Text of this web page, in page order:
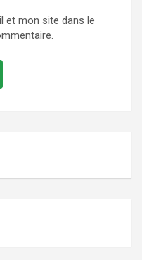
et mon site dans le